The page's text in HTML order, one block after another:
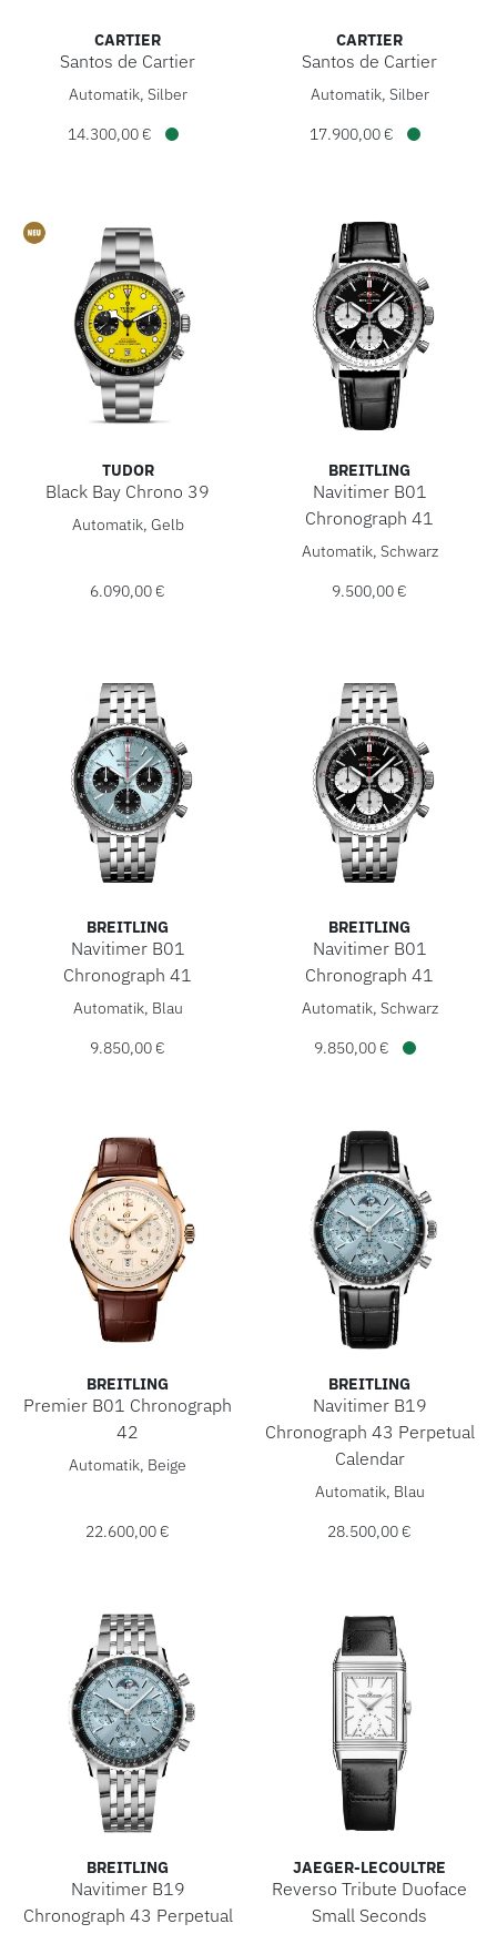
CARTIER
Santos de Cartier
Cartier Santos de Cartier, Ref: WSSA0083, Preis:
Automatik, Silber
14.300,00 €
CARTIER
Santos de Cartier
Cartier Santos de Cartier,
Automatik, Silber
17.900,00 €
TUDOR
Black Bay Chrono 39
TUDOR Black Bay Chrono 39, Ref: M79310N-0001, Preis:
Automatik, Gelb
6.090,00 €
BREITLING
Navitimer B01
Chronograph 41
Breitling Navitimer B01
Automatik, Schwarz
9.500,00 €
BREITLING
Navitimer B01
Chronograph 41
Breitling Navitimer B01 Chronograph 41, Ref:
Automatik, Blau
9.850,00 €
BREITLING
Navitimer B01
Chronograph 41
Breitling Navitimer B01
Automatik, Schwarz
9.850,00 €
BREITLING
Premier B01 Chronograph
42
Breitling Premier B01 Chronograph 42, Ref:
Automatik, Beige
22.600,00 €
BREITLING
Navitimer B19
Chronograph 43 Perpetual
Calendar
Breitling Navitimer B19
Automatik, Blau
28.500,00 €
BREITLING
Navitimer B19
Chronograph 43 Perpetual
JAEGER-LECOULTRE
Reverso Tribute Duoface
Small Seconds